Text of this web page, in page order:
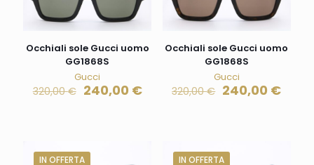
Occhiali sole Gucci uomo
GG1868S
Gucci
320,00€ 240,00 €
Occhiali sole Gucci uomo
GG1868S
Gucci
320,00€ 240,00 €
IN OFFERTA IN OFFERTA